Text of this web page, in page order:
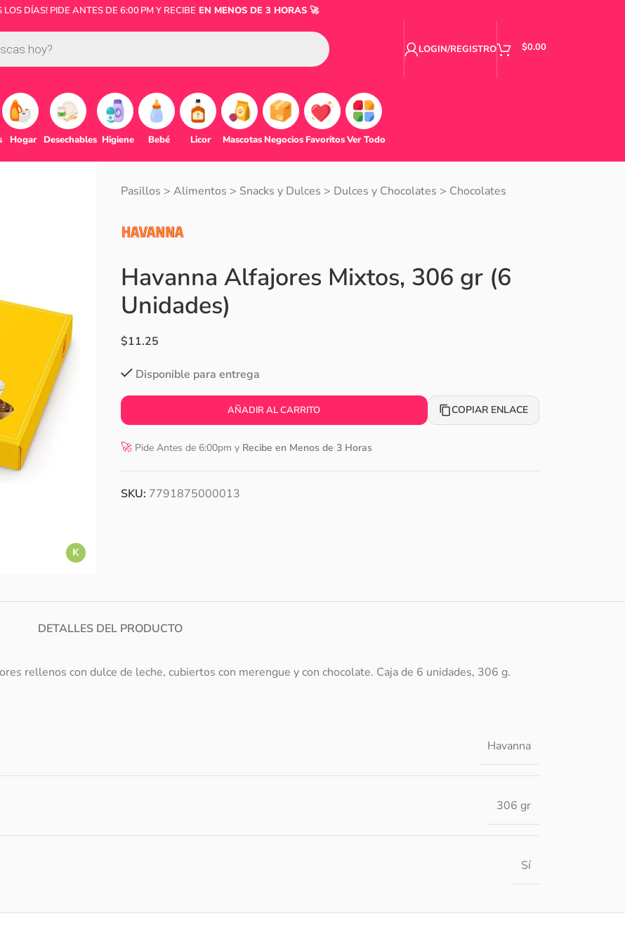
LOS DÍAS! PIDE ANTES DE 6:00 PM Y RECIBE EN MENOS DE 3 HORAS 🚀
LOGIN/REGISTRO $0.00
Hogar Desechables Higiene Bebé Licor Mascotas Negocios FavoritosVer Todo
K
Pasillos > Alimentos > Snacks y Dulces > Dulces y Chocolates > Chocolates
Havanna Alfajores Mixtos, 306 gr (6
Unidades)
$11.25
Disponible para entrega
AÑADIR AL CARRITO COPIAR ENLACE
🚀Pide Antes de 6:00pm y Recibe en Menos de 3 Horas
SKU: 7791875000013
DETALLES DEL PRODUCTO
rellenos con dulce de leche, cubiertos con merengue y con chocolate. Caja de 6 unidades, 306 g.
Havanna
306 gr
Sí